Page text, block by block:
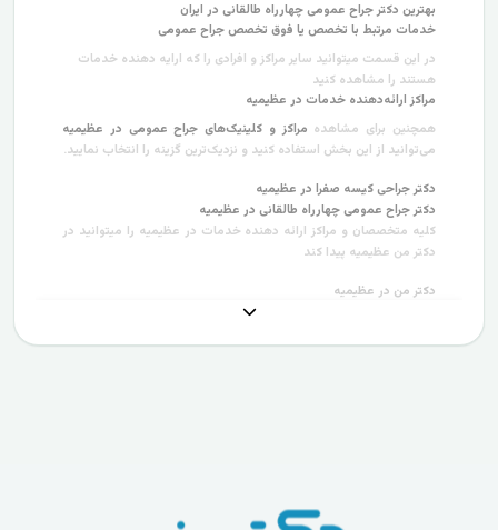
بهترین دکتر جراح عمومی چهارراه طالقانی در ایران
خدمات مرتبط با تخصص یا فوق تخصص جراح عمومی
در این قسمت میتوانید سایر مراکز و افرادی را که ارایه دهنده خدمات
هستند را مشاهده کنید
مراکز ارائه‌دهنده خدمات در عظیمیه
همچنین برای مشاهده مراکز و کلینیک‌های جراح عمومی در عظیمیه
می‌توانید از این بخش استفاده کنید و نزدیک‌ترین گزینه را انتخاب نمایید.
دکتر جراحی کیسه صفرا در عظیمیه
دکتر جراح عمومی چهارراه طالقانی در عظیمیه
کلیه متخصصان و مراکز ارائه دهنده خدمات در عظیمیه را میتوانید در
دکتر من عظیمیه پیدا کند
دکتر من در عظیمیه